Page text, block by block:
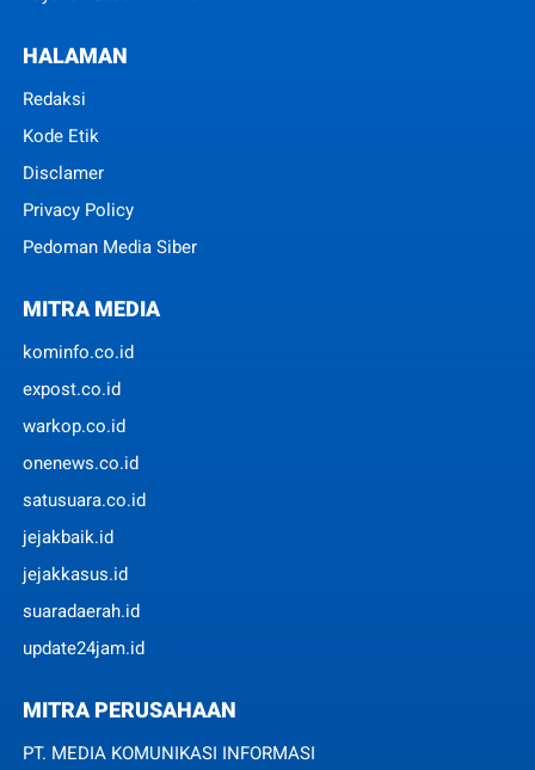
HALAMAN
Redaksi
Kode Etik
Disclamer
Privacy Policy
Pedoman Media Siber
MITRA MEDIA
kominfo.co.id
expost.co.id
warkop.co.id
onenews.co.id
satusuara.co.id
jejakbaik.id
jejakkasus.id
suaradaerah.id
update24jam.id
MITRA PERUSAHAAN
PT. MEDIA KOMUNIKASI INFORMASI